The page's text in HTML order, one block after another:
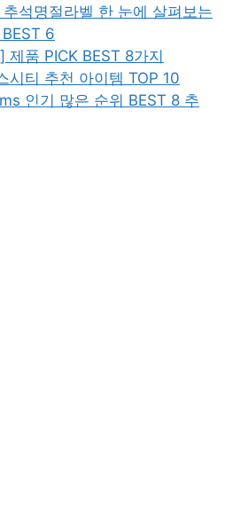
석명절라벨 한 눈에 살펴보는
6
제품 PICK BEST 8가지
시티 추천 아이템 TOP 10
인기 많은 순위 BEST 8 추